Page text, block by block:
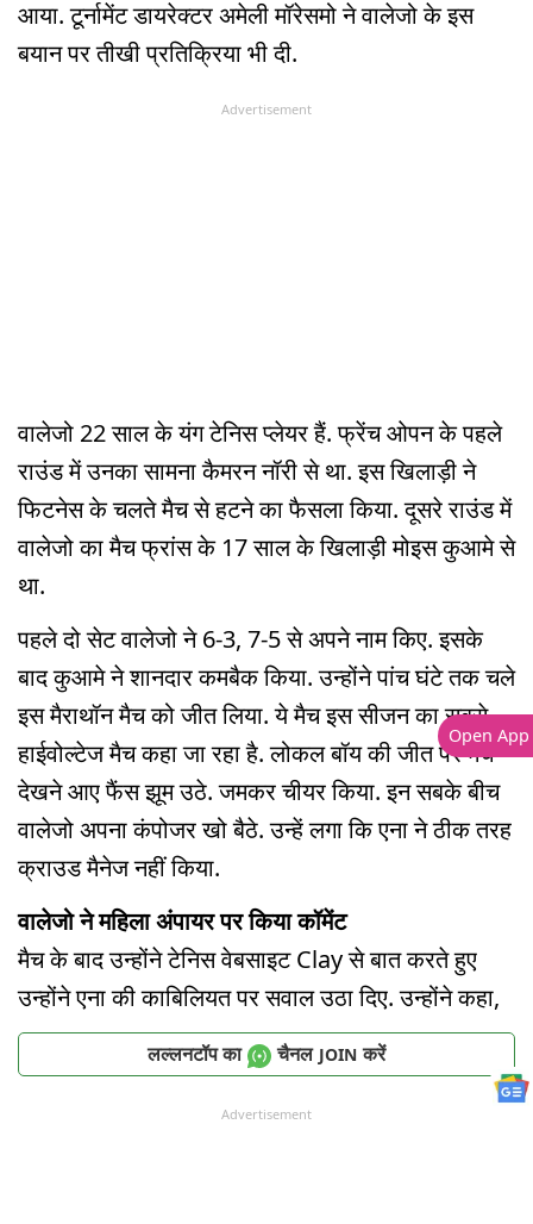
आया. टूर्नामेंट डायरेक्टर अमेली मॉरेसमो ने वालेजो के इस
बयान पर तीखी प्रतिक्रिया भी दी.
Advertisement
वालेजो 22 साल के यंग टेनिस प्लेयर हैं. फ्रेंच ओपन के पहले
राउंड में उनका सामना कैमरन नॉरी से था. इस खिलाड़ी ने
फिटनेस के चलते मैच से हटने का फैसला किया. दूसरे राउंड में
वालेजो का मैच फ्रांस के 17 साल के खिलाड़ी मोइस कुआमे से
था.
पहले दो सेट वालेजो ने 6-3, 7-5 से अपने नाम किए. इसके
बाद कुआमे ने शानदार कमबैक किया. उन्होंने पांच घंटे तक चले
इस मैराथॉन मैच को जीत लिया. ये मैच इस सीजन का सबसे
हाईवोल्टेज मैच कहा जा रहा है. लोकल बॉय की जीत पर मैच
देखने आए फैंस झूम उठे. जमकर चीयर किया. इन सबके बीच
वालेजो अपना कंपोजर खो बैठे. उन्हें लगा कि एना ने ठीक तरह
क्राउड मैनेज नहीं किया.
वालेजो ने महिला अंपायर पर किया कॉमेंट
मैच के बाद उन्होंने टेनिस वेबसाइट Clay से बात करते हुए
उन्होंने एना की काबिलियत पर सवाल उठा दिए. उन्होंने कहा,
लल्लनटॉप का चैनल JOIN करें
Advertisement
Open App